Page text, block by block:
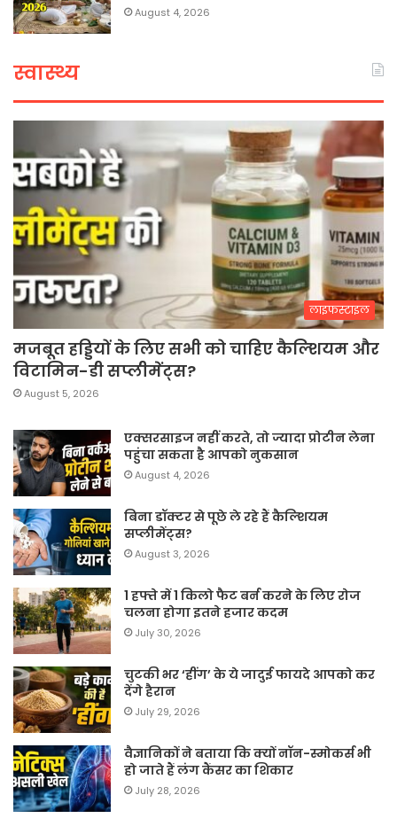
August 4, 2026
स्वास्थ्य
लाइफस्टाइल
मजबूत हड्डियों के लिए सभी को चाहिए कैल्शियम और
विटामिन-डी सप्लीमेंट्स?
August 5, 2026
एक्सरसाइज नहीं करते, तो ज्यादा प्रोटीन लेना
पहुंचा सकता है आपको नुकसान
August 4, 2026
बिना डॉक्टर से पूछे ले रहे हैं कैल्शियम
सप्लीमेंट्स?
August 3, 2026
1 हफ्ते में 1 किलो फैट बर्न करने के लिए रोज
चलना होगा इतने हजार कदम
July 30, 2026
चुटकी भर ‘हींग’ के ये जादुई फायदे आपको कर
देंगे हैरान
July 29, 2026
वैज्ञानिकों ने बताया कि क्यों नॉन-स्मोकर्स भी
हो जाते हैं लंग कैंसर का शिकार
July 28, 2026